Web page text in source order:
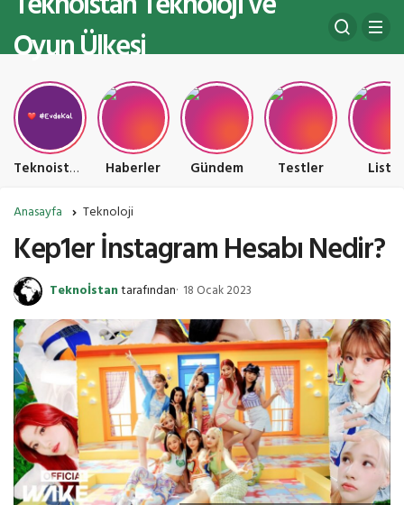
Oyun Ülkesi
Teknoistan Teknoloji ve Oyun Ülkesi Haberler Gündem Testler Liste
Anasayfa Teknoloji
Kep1er İnstagram Hesabı Nedir?
Teknoİstantarafından 18 Ocak 2023